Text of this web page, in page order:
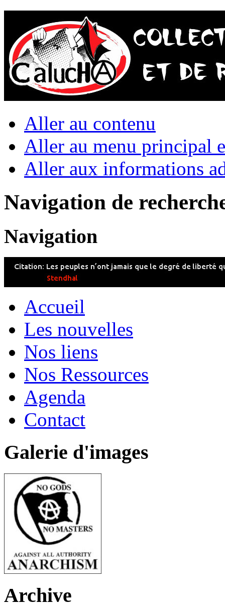
Aller au contenu
Aller au menu principal
Aller aux informations
Navigation de
Navigation
Accueil
Les nouvelles
Nos liens
Nos Ressources
Agenda
Contact
Galerie d'images
Archive